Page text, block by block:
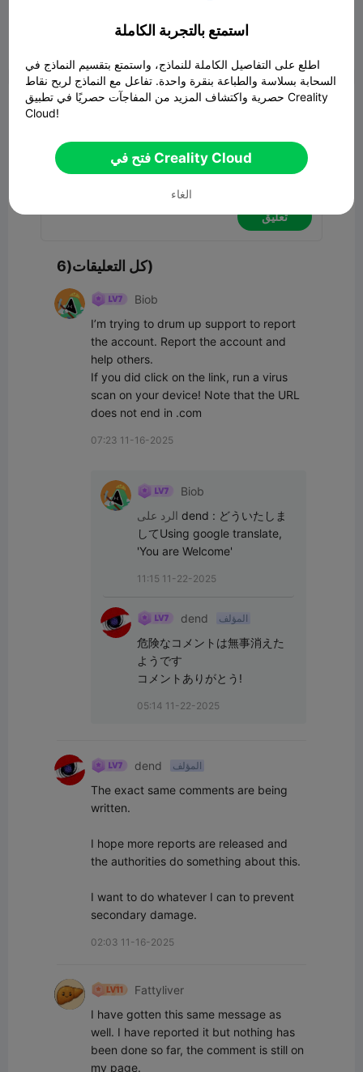
4 
تعليق
تعليق
كل التعليقات(6)
Biob
I’m trying to drum up support to report
the account. Report the account and
help others.
If you did click on the link, run a virus
scan on your device! Note that the URL
does not end in .com
07:23 11-16-2025
Biob
dend : どういたしま
してUsing google translate,
'You are Welcome'
11:15 11-22-2025
dend المؤلف
危険なコメントは無事消えた
ようです
コメントありがとう!
05:14 11-22-2025
dend المؤلف
The exact same comments are being
written.
I hope more reports are released and
the authorities do something about this.
I want to do whatever I can to prevent
secondary damage.
02:03 11-16-2025
Fattyliver
I have gotten this same message as
well. I have reported it but nothing has
been done so far, the comment is still on
my page.
استمتع بالتجربة الكاملة
اطلع على التفاصيل الكاملة للنماذج، واستمتع بتقسيم النماذج في
السحابة بسلاسة والطباعة بنقرة واحدة. تفاعل مع النماذج لربح نقاط
حصرية واكتشاف المزيد من المفاجآت حصريًا في تطبيق Creality
Cloud!
فتح في Creality Cloud
الغاء